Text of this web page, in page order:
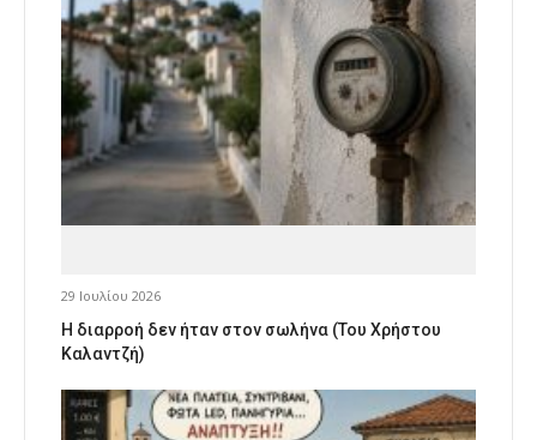
29 Ιουλίου 2026
Η διαρροή δεν ήταν στον σωλήνα (Του Χρήστου
Καλαντζή)